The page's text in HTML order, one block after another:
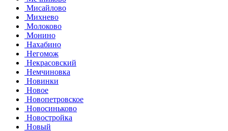
Мисайлово
Михнево
Молоково
Монино
Нахабино
Негомож
Некрасовский
Немчиновка
Новинки
Новое
Новопетровское
Новосиньково
Новостройка
Новый